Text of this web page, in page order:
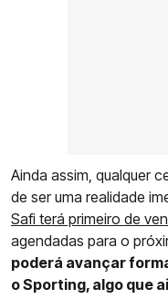
Ainda assim, qualquer
de ser uma realidade
Safi terá primeiro de
agendadas para o
poderá avançar
o Sporting, algo que